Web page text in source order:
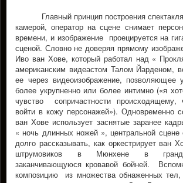
Главный принцип построения
камерой, оператор на сцене снимает
времени, и изображение проецируется на
сценой. Словно не доверяя прямому
Иво ван Хове, который работал над «
американским видеастом Талом Йарденом,
ее через видеоизображение, позволяющее
более укрупненно или более интимно («я
чувство сопричастности
войти в кожу персонажей»). Одновременно
ван Хове использует заснятые заранее
« ночь длинных ножей », центральной
долго рассказывать, как оркестрирует ван
штрумовиков в Мюнхене в
заканчивающуюся кровавой бойней.
композицию из множества обнаженных